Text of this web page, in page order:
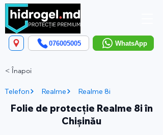
WhatsApp
076005005
< Înapoi
Telefon Realme Realme 8i
Folie de protecție Realme 8i în
Chișinău